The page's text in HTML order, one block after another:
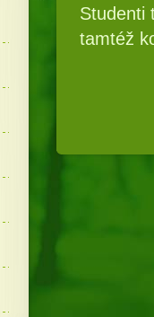
Studenti
tamtéž